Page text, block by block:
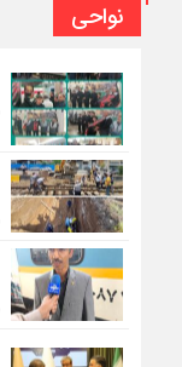
نواحی